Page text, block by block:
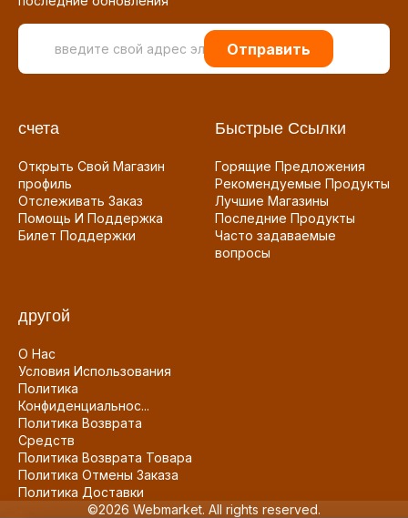
Отправить
счета
Открыть Свой Магазин
профиль
Отслеживать Заказ
Помощь И Поддержка
Билет Поддержки
Быстрые Ссылки
Горящие Предложения
Рекомендуемые Продукты
Лучшие Магазины
Последние Продукты
Часто задаваемые
вопросы
другой
О Нас
Условия Использования
Политика
Конфиденциальнос...
Политика Возврата
Средств
Политика Возврата Товара
Политика Отмены Заказа
Политика Доставки
©2026 Webmarket. All rights reserved.